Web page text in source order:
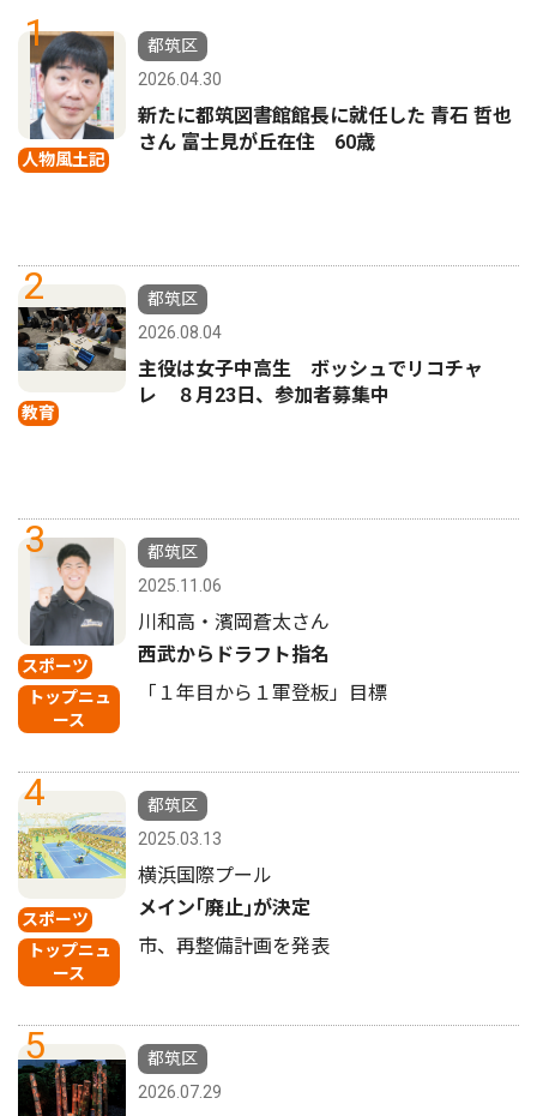
1
人物風土記
都筑区
2026.04.30
新たに都筑図書館館長に就任した 青石 哲也
さん 富士見が丘在住 60歳
2
教育
都筑区
2026.08.04
主役は女子中高生 ボッシュでリコチャ
レ ８月23日、参加者募集中
3
スポーツ
トップニュ
ース
都筑区
2025.11.06
川和高・濱岡蒼太さん
西武からドラフト指名
「１年目から１軍登板」目標
4
スポーツ
トップニュ
ース
都筑区
2025.03.13
横浜国際プール
メイン｢廃止｣が決定
市、再整備計画を発表
5
都筑区
2026.07.29